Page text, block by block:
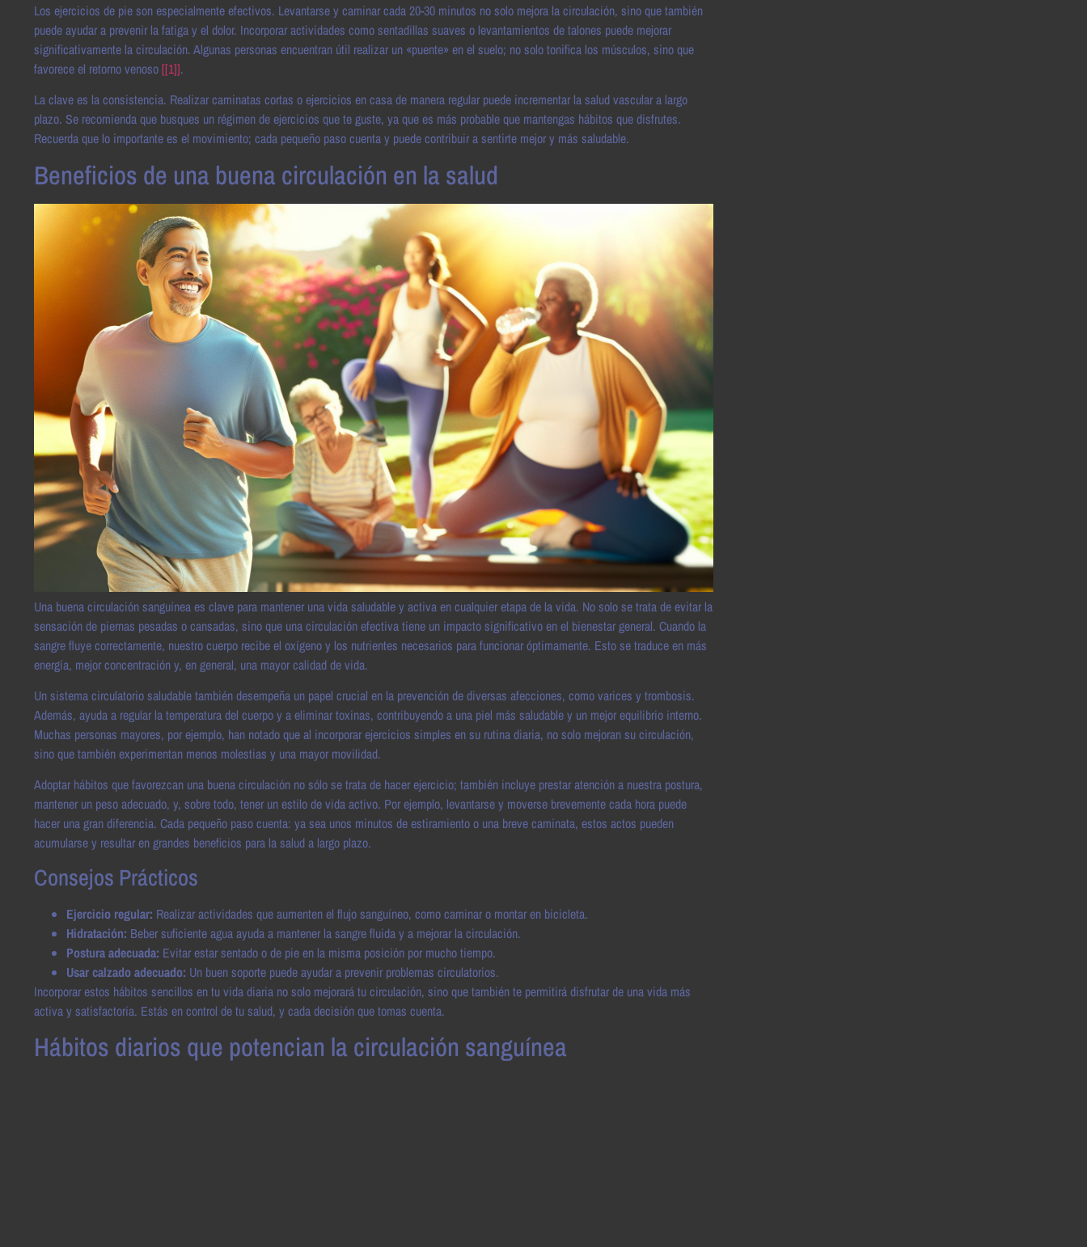
Los ejercicios de pie son especialmente efectivos. Levantarse y caminar cada 20-30 minutos no solo mejora la circulación, sino que también
puede ayudar a prevenir la fatiga y el dolor. Incorporar actividades como sentadillas suaves o levantamientos de talones puede mejorar
significativamente la circulación. Algunas personas encuentran útil realizar un «puente» en el suelo; no solo tonifica los músculos, sino que
favorece el retorno venoso[[1]].
La clave es la consistencia. Realizar caminatas cortas o ejercicios en casa de manera regular puede incrementar la salud vascular a largo
plazo. Se recomienda que busques un régimen de ejercicios que te guste, ya que es más probable que mantengas hábitos que disfrutes.
Recuerda que lo importante es el movimiento; cada pequeño paso cuenta y puede contribuir a sentirte mejor y más saludable.
Beneficios de una buena circulación en la salud
Una buena circulación sanguínea es clave para mantener una vida saludable y activa en cualquier etapa de la vida. No solo se trata de evitar la
sensación de piernas pesadas o cansadas, sino que una circulación efectiva tiene un impacto significativo en el bienestar general. Cuando la
sangre fluye correctamente, nuestro cuerpo recibe el oxígeno y los nutrientes necesarios para funcionar óptimamente. Esto se traduce en más
energía, mejor concentración y, en general, una mayor calidad de vida.
Un sistema circulatorio saludable también desempeña un papel crucial en la prevención de diversas afecciones, como varices y trombosis.
Además, ayuda a regular la temperatura del cuerpo y a eliminar toxinas, contribuyendo a una piel más saludable y un mejor equilibrio interno.
Muchas personas mayores, por ejemplo, han notado que al incorporar ejercicios simples en su rutina diaria, no solo mejoran su circulación,
sino que también experimentan menos molestias y una mayor movilidad.
Adoptar hábitos que favorezcan una buena circulación no sólo se trata de hacer ejercicio; también incluye prestar atención a nuestra postura,
mantener un peso adecuado, y, sobre todo, tener un estilo de vida activo. Por ejemplo, levantarse y moverse brevemente cada hora puede
hacer una gran diferencia. Cada pequeño paso cuenta: ya sea unos minutos de estiramiento o una breve caminata, estos actos pueden
acumularse y resultar en grandes beneficios para la salud a largo plazo.
Consejos Prácticos
Ejercicio regular: Realizar actividades que aumenten el flujo sanguíneo, como caminar o montar en bicicleta.
Hidratación: Beber suficiente agua ayuda a mantener la sangre fluida y a mejorar la circulación.
Postura adecuada: Evitar estar sentado o de pie en la misma posición por mucho tiempo.
Usar calzado adecuado: Un buen soporte puede ayudar a prevenir problemas circulatorios.
Incorporar estos hábitos sencillos en tu vida diaria no solo mejorará tu circulación, sino que también te permitirá disfrutar de una vida más
activa y satisfactoria. Estás en control de tu salud, y cada decisión que tomas cuenta.
Hábitos diarios que potencian la circulación sanguínea